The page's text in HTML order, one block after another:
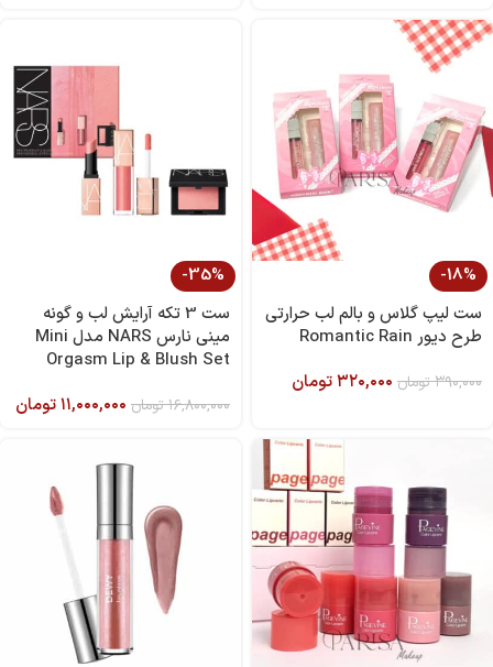
-18%
ست لیپ گلاس و بالم لب حرارتی
طرح دیور Romantic Rain
۳۹۰,۰۰۰تومان ۳۲۰,۰۰۰تومان
-35%
ست 3 تکه آرایش لب و گونه
مینی نارس NARS مدل Mini
Orgasm Lip & Blush Set
۱۶,۸۰۰,۰۰۰تومان ۱۱,۰۰۰,۰۰۰تومان